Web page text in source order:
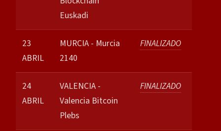
Euskadi
23
ABRIL
MURCIA - Murcia
2140
FINALIZADO
24
ABRIL
VALENCIA -
Valencia Bitcoin
Plebs
FINALIZADO